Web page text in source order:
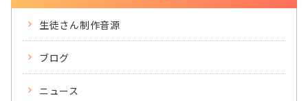
生徒さん制作音源
ブログ
ニュース